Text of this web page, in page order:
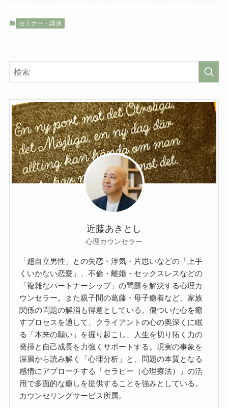
セミナー・講演
近藤あきとし
心理カウンセラー
「超自立男性」との失恋・浮気・片思いなどの「上手
くいかない恋愛」、不倫・離婚・セックスレスなどの
「複雑なパートナーシップ」の問題を解決する心理カ
ウンセラー。また親子間の葛藤・母子癒着など、家族
関係の問題の解消も得意としている。傷ついた心を癒
すプロセスを通して、クライアントの心の奥深くに眠
る「本来の願い」を掘り起こし、人生を切り拓く力の
発揮と自己成長を力強くサポートする。現実の事象を
深層から読み解く「心理分析」と、問題の本質となる
感情にアプローチする「セラピー（心理療法）」の活
用で多面的な癒しを提供することを強みとしている。
カウンセリングサービス所属。